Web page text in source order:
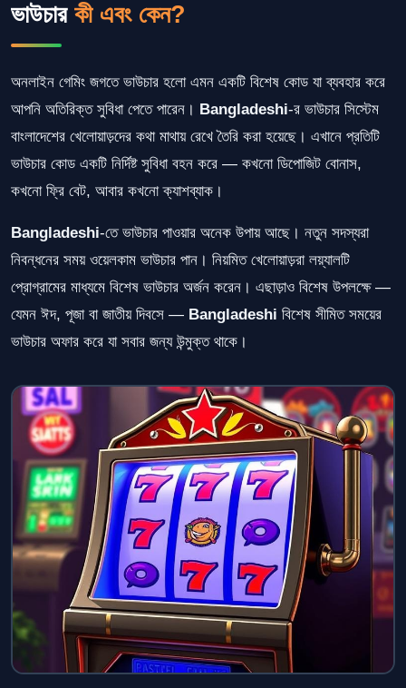
ভাউচার কী এবং কেন?
অনলাইন গেমিং জগতে ভাউচার হলো এমন একটি বিশেষ কোড যা ব্যবহার করে
আপনি অতিরিক্ত সুবিধা পেতে পারেন। Bangladeshi-র ভাউচার সিস্টেম
বাংলাদেশের খেলোয়াড়দের কথা মাথায় রেখে তৈরি করা হয়েছে। এখানে প্রতিটি
ভাউচার কোড একটি নির্দিষ্ট সুবিধা বহন করে — কখনো ডিপোজিট বোনাস,
কখনো ফ্রি বেট, আবার কখনো ক্যাশব্যাক।
Bangladeshi-তে ভাউচার পাওয়ার অনেক উপায় আছে। নতুন সদস্যরা
নিবন্ধনের সময় ওয়েলকাম ভাউচার পান। নিয়মিত খেলোয়াড়রা লয়্যালটি
প্রোগ্রামের মাধ্যমে বিশেষ ভাউচার অর্জন করেন। এছাড়াও বিশেষ উপলক্ষে —
যেমন ঈদ, পূজা বা জাতীয় দিবসে — Bangladeshi বিশেষ সীমিত সময়ের
ভাউচার অফার করে যা সবার জন্য উন্মুক্ত থাকে।